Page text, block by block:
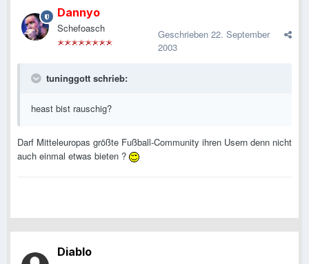
Dannyo
Schefoasch Geschrieben 22. September
2003
tuninggott schrieb:
heast bist rauschig?
Darf Mitteleuropas größte Fußball-Community ihren Usern denn nicht
auch einmal etwas bieten ?
Diablo